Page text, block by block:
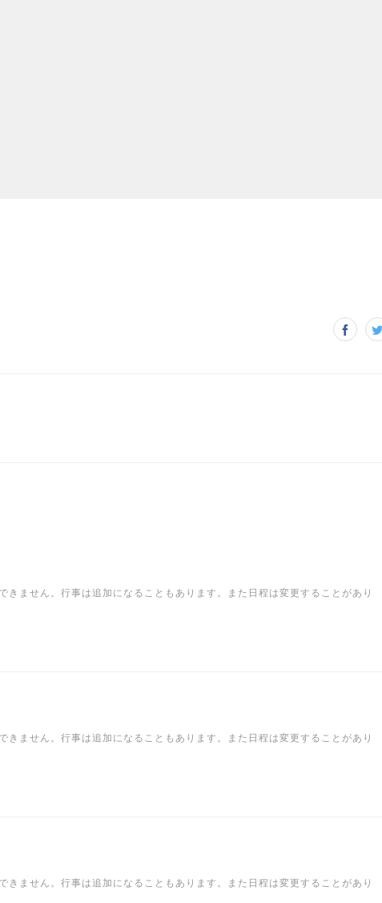
ません。行事は追加になることもあります。また日程は変更することがあり
ません。行事は追加になることもあります。また日程は変更することがあり
ません。行事は追加になることもあります。また日程は変更することがあり